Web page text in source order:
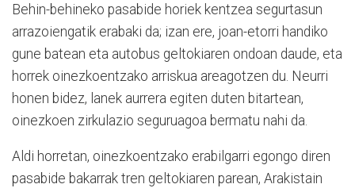
Behin-behineko pasabide horiek kentzea segurtasun
arrazoiengatik erabaki da; izan ere, joan-etorri handiko
gune batean eta autobus geltokiaren ondoan daude, eta
horrek oinezkoentzako arriskua areagotzen du. Neurri
honen bidez, lanek aurrera egiten duten bitartean,
oinezkoen zirkulazio seguruagoa bermatu nahi da.
Aldi horretan, oinezkoentzako erabilgarri egongo diren
pasabide bakarrak tren geltokiaren parean, Arakistain